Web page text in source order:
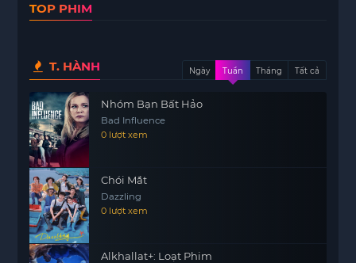
TOP PHIM
T. HÀNH Ngày Tuần Tháng Tất cả
Nhóm Bạn Bất Hảo
Bad Influence
0 lượt xem
Chói Mắt
Dazzling
0 lượt xem
Alkhallat+: Loạt Phim